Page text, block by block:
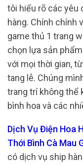
tôi hiểu rõ các yêu
hàng. Chính chính
game thủ 1 trang
chọn lựa sản
với mọi thời gian,
tang lễ. Chúng
trang trí không thể
bình hoa và các
Dịch Vụ Điện Hoa
Thới Bình Cà Mau
có dịch vụ ship